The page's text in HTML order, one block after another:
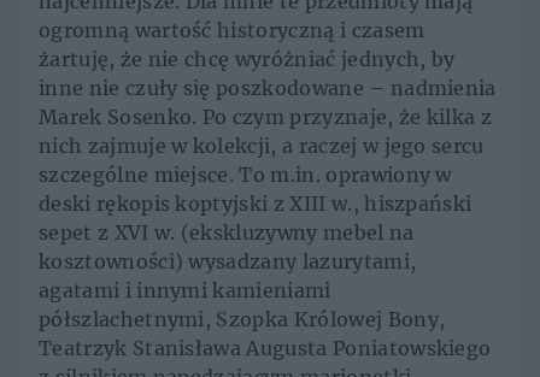
ogromną wartość historyczną i czasem
żartuję, że nie chcę wyróżniać jednych, by
inne nie czuły się poszkodowane – nadmienia
Marek Sosenko. Po czym przyznaje, że kilka z
nich zajmuje w kolekcji, a raczej w jego sercu
szczególne miejsce. To m.in. oprawiony w
deski rękopis koptyjski z XIII w., hiszpański
sepet z XVI w. (ekskluzywny mebel na
kosztowności) wysadzany lazurytami,
agatami i innymi kamieniami
półszlachetnymi, Szopka Królowej Bony,
Teatrzyk Stanisława Augusta Poniatowskiego